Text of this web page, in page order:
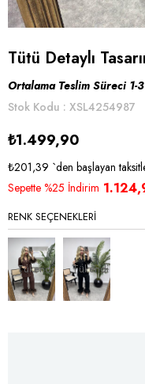
Tütü Detaylı
Ortalama Teslim Süreci 1-
Stok Kodu
XSL4254987
₺1.499,90
₺201,39 `den başlayan
Sepette %25 İndirim
RENK SEÇENEKLERI
Tükendi Tükendi